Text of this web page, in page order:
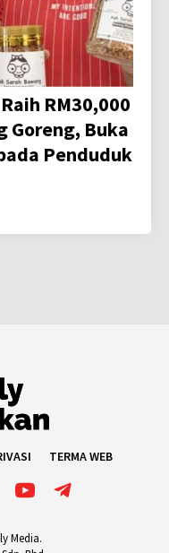
RM30,000
Goreng, Buka
Penduduk
TERMA WEB
Media.